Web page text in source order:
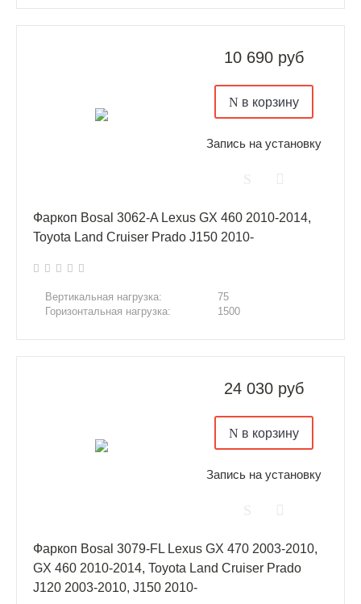
10 690 руб
в корзину
Запись на установку
Фаркоп Bosal 3062-A Lexus GX 460 2010-2014,
Toyota Land Cruiser Prado J150 2010-
Вертикальная нагрузка:
75
Горизонтальная нагрузка:
1500
24 030 руб
в корзину
Запись на установку
Фаркоп Bosal 3079-FL Lexus GX 470 2003-2010,
GX 460 2010-2014, Toyota Land Cruiser Prado
J120 2003-2010, J150 2010-